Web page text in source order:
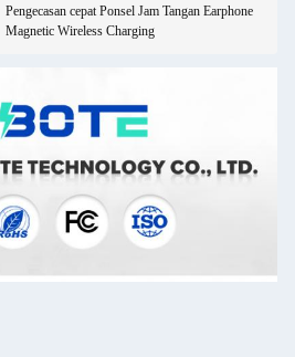
Pengecasan cepat Ponsel Jam Tangan Earphone
Magnetic Wireless Charging